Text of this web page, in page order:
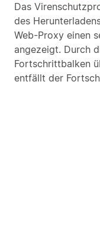
Das
des
Web-Proxy einen
angezeigt. Durch
Fortschrittbalken
entfällt der